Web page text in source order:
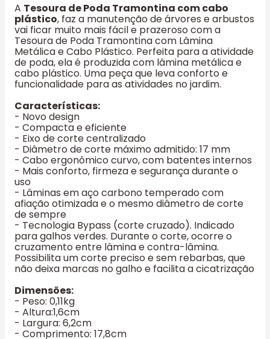
A Tesoura de Poda Tramontina com cabo
plástico, faz a manutenção de árvores e arbustos
vai ficar muito mais fácil e prazeroso com a
Tesoura de Poda Tramontina com Lâmina
Metálica e Cabo Plástico. Perfeita para a atividade
de poda, ela é produzida com lâmina metálica e
cabo plástico. Uma peça que leva conforto e
funcionalidade para as atividades no jardim.
Características:
- Novo design
- Compacta e eficiente
- Eixo de corte centralizado
- Diâmetro de corte máximo admitido: 17 mm
- Cabo ergonômico curvo, com batentes internos
- Mais conforto, firmeza e segurança durante o
uso
- Lâminas em aço carbono temperado com
afiação otimizada e o mesmo diâmetro de corte
de sempre
- Tecnologia Bypass (corte cruzado). Indicado
para galhos verdes. Durante o corte, ocorre o
cruzamento entre lâmina e contra-lâmina.
Possibilita um corte preciso e sem rebarbas, que
não deixa marcas no galho e facilita a cicatrização
Dimensões:
- Peso: 0,11kg
- Altura:1,6cm
- Largura: 6,2cm
- Comprimento: 17,8cm